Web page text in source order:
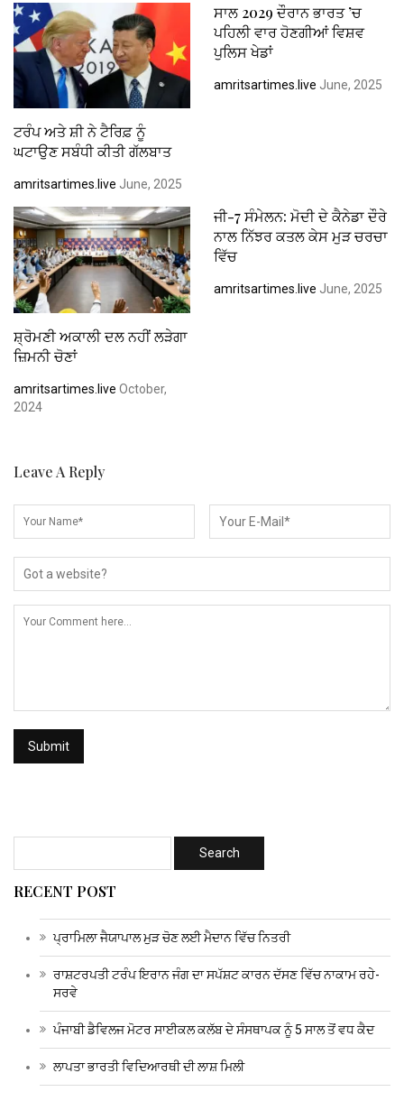
ਟਰੰਪ ਅਤੇ ਸ਼ੀ ਨੇ ਟੈਰਿਫ਼ ਨੂੰ
ਘਟਾਉਣ ਸਬੰਧੀ ਕੀਤੀ ਗੱਲਬਾਤ
amritsartimes.live June, 2025
ਸਾਲ 2029 ਦੌਰਾਨ ਭਾਰਤ ’ਚ
ਪਹਿਲੀ ਵਾਰ ਹੋਣਗੀਆਂ ਵਿਸ਼ਵ
ਪੁਲਿਸ ਖੇਡਾਂ
amritsartimes.live June, 2025
ਸ਼੍ਰੋਮਣੀ ਅਕਾਲੀ ਦਲ ਨਹੀਂ ਲੜੇਗਾ
ਜ਼ਿਮਨੀ ਚੋਣਾਂ
amritsartimes.live October,
2024
ਜੀ-7 ਸੰਮੇਲਨ: ਮੋਦੀ ਦੇ ਕੈਨੇਡਾ ਦੌਰੇ
ਨਾਲ ਨਿੱਝਰ ਕਤਲ ਕੇਸ ਮੁੜ ਚਰਚਾ
ਵਿੱਚ
amritsartimes.live June, 2025
Leave A Reply
RECENT POST
ਪ੍ਰਾਮਿਲਾ ਜੈਯਾਪਾਲ ਮੁੜ ਚੋਣ ਲਈ ਮੈਦਾਨ ਵਿੱਚ ਨਿਤਰੀ
ਰਾਸ਼ਟਰਪਤੀ ਟਰੰਪ ਇਰਾਨ ਜੰਗ ਦਾ ਸਪੱਸ਼ਟ ਕਾਰਨ ਦੱਸਣ ਵਿੱਚ ਨਾਕਾਮ ਰਹੇ-
ਸਰਵੇ
ਪੰਜਾਬੀ ਡੈਵਿਲਜ ਮੋਟਰ ਸਾਈਕਲ ਕਲੱਬ ਦੇ ਸੰਸਥਾਪਕ ਨੂੰ 5 ਸਾਲ ਤੋਂ ਵਧ ਕੈਦ
ਲਾਪਤਾ ਭਾਰਤੀ ਵਿਦਿਆਰਥੀ ਦੀ ਲਾਸ਼ ਮਿਲੀ